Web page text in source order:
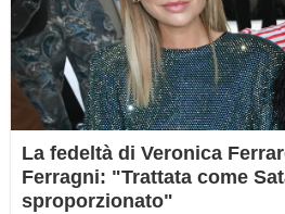
La fedeltà di Veronica
Ferragni: "Trattata come
sproporzionato"